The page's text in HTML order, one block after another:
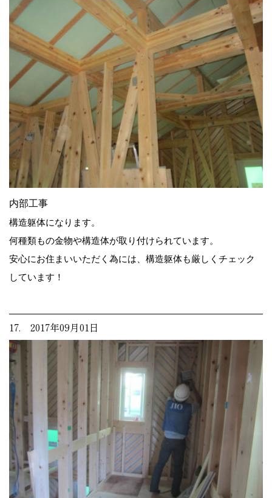
内部工事
構造躯体になります。
何種類もの金物や構造体が取り付けられています。
安心にお住まいいただく為には、構造躯体も厳しくチェック
しています！
17. 2017年09月01日